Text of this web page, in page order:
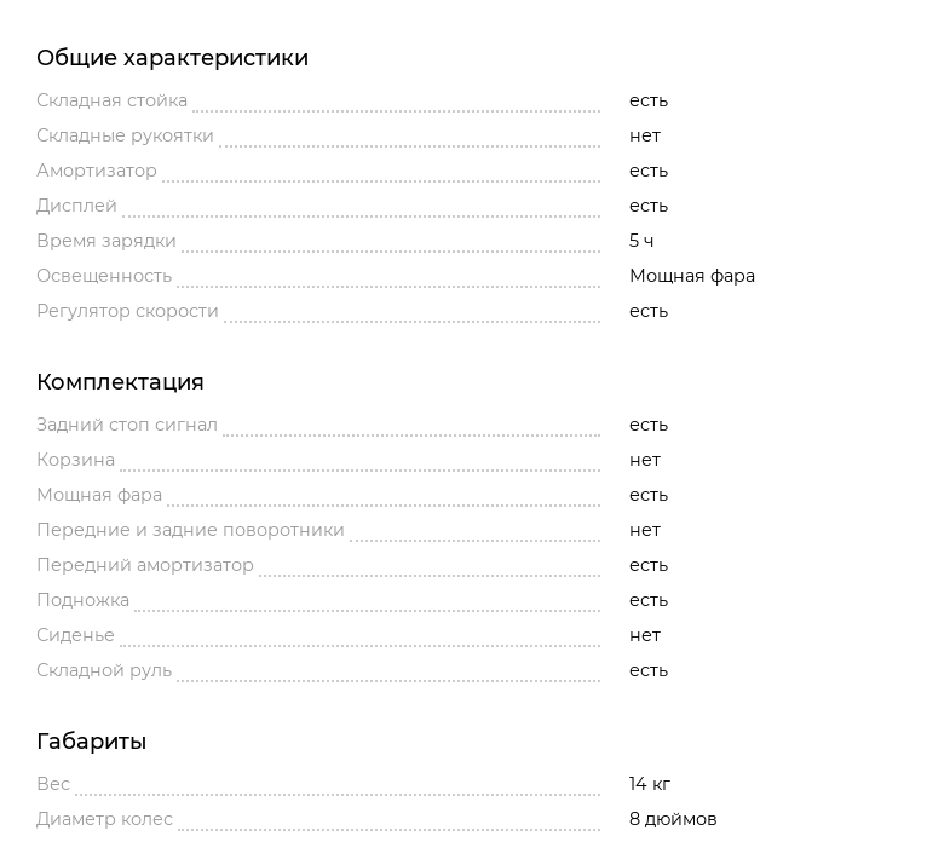
Общие характеристики
Складная стойка
есть
Складные рукоятки
нет
Амортизатор
есть
Дисплей
есть
Время зарядки
5 ч
Освещенность
Мощная фара
Регулятор скорости
есть
Комплектация
Задний стоп сигнал
есть
Корзина
нет
Мощная фара
есть
Передние и задние поворотники
нет
Передний амортизатор
есть
Подножка
есть
Сиденье
нет
Складной руль
есть
Габариты
Вес
14 кг
Диаметр колес
8 дюймов